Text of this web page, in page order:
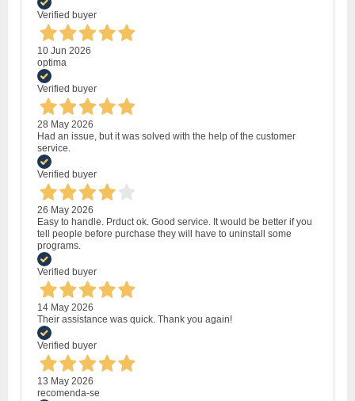
Verified buyer
10 Jun 2026
optima
Verified buyer
28 May 2026
Had an issue, but it was solved with the help of the customer
service.
Verified buyer
26 May 2026
Easy to handle. Prduct ok. Good service. It would be better if you
tell people before purchase they will have to uninstall some
programs.
Verified buyer
14 May 2026
Their assistance was quick. Thank you again!
Verified buyer
13 May 2026
recomenda-se